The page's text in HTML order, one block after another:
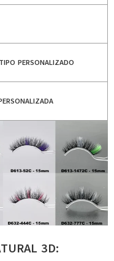
PERSONALIZADO
3D: